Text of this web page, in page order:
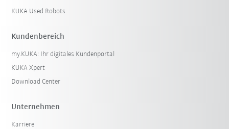
KUKA Used Robots
Kundenbereich
my.KUKA: Ihr digitales Kundenportal
KUKA Xpert
Download Center
Unternehmen
Karriere